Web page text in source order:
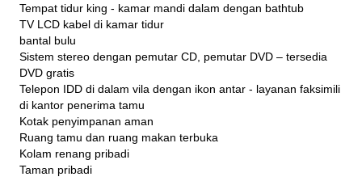
Tempat tidur king - kamar mandi dalam dengan bathtub
TV LCD kabel di kamar tidur
bantal bulu
Sistem stereo dengan pemutar CD, pemutar DVD – tersedia
DVD gratis
Telepon IDD di dalam vila dengan ikon antar - layanan faksimili
di kantor penerima tamu
Kotak penyimpanan aman
Ruang tamu dan ruang makan terbuka
Kolam renang pribadi
Taman pribadi